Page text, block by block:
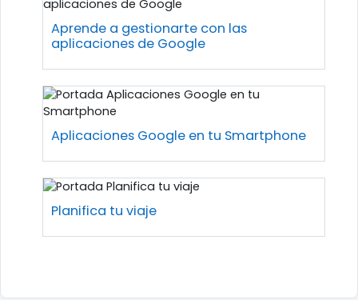
Aprende a gestionarte con las
aplicaciones de Google
Aplicaciones Google en tu Smartphone
Planifica tu viaje